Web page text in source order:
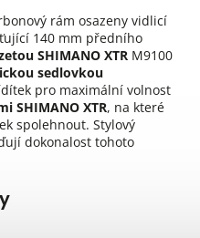
rám osazeny vidlicí
140 mm předního
SHIMANO XTR M9100
sedlovkou
pro maximální volnost
SHIMANO XTR, na které
spolehnout. Stylový
dokonalost tohoto